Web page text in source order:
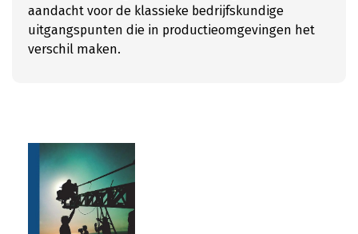
aandacht voor de klassieke bedrijfskundige
uitgangspunten die in productieomgevingen het
verschil maken.